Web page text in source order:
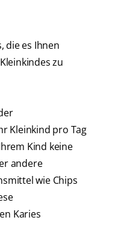
die es Ihnen
zu
Kleinkind pro Tag
Kind keine
andere
wie Chips
Karies